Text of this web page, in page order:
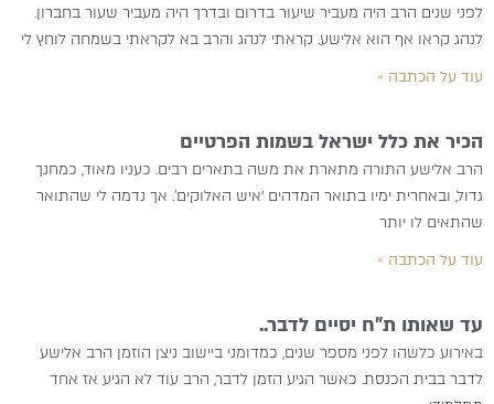
לפני שנים הרב היה מעביר שיעור בדרום ובדרך היה מעביר שעור בחברון.
לנהג קראו אף הוא אלישע. קראתי לנהג והרב בא לקראתי בשמחה לוחץ לי
עוד על הכתבה »
הכיר את כלל ישראל בשמות הפרטיים
הרב אלישע התורה מתארת את משה בתארים רבים. כעניו מאוד, כמחנך
גדול, ובאחרית ימיו בתואר המדהים ‘איש האלוקים’. אך נדמה לי שהתואר
שהתאים לו יותר
עוד על הכתבה »
עד שאותו ת”ח יסיים לדבר..
באירוע כלשהו לפני מספר שנים, כמדומני ביישוב ניצן הוזמן הרב אלישע
לדבר בבית הכנסת. כאשר הגיע הזמן לדבר, הרב עוד לא הגיע אז אחד